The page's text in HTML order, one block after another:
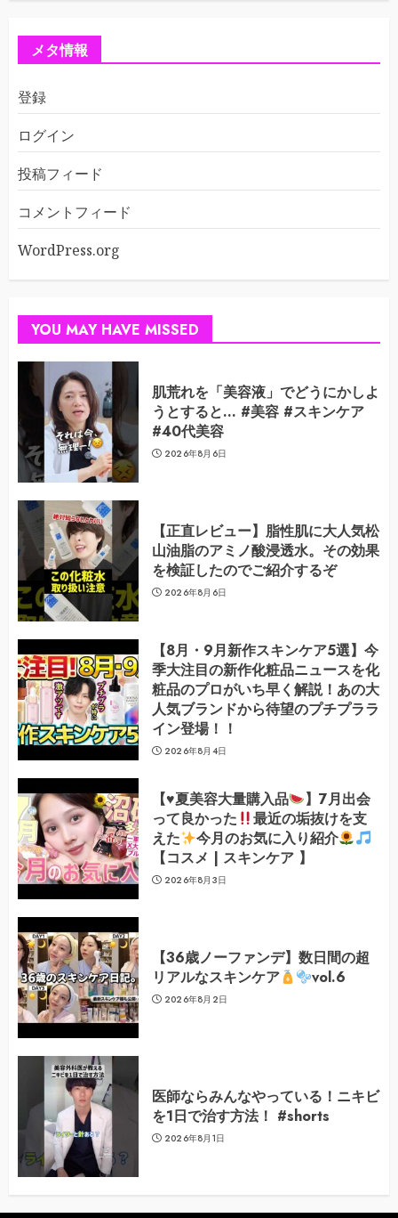
メタ情報
登録
ログイン
投稿フィード
コメントフィード
WordPress.org
YOU MAY HAVE MISSED
肌荒れを「美容液」でどうにかしよ
うとすると… #美容 #スキンケア
#40代美容
2026年8月6日
【正直レビュー】脂性肌に大人気松
山油脂のアミノ酸浸透水。その効果
を検証したのでご紹介するぞ
2026年8月6日
【8月・9月新作スキンケア5選】今
季大注目の新作化粧品ニュースを化
粧品のプロがいち早く解説！あの大
人気ブランドから待望のプチプララ
イン登場！！
2026年8月4日
【♥️夏美容大量購入品
】7月出会
って良かった
最近の垢抜けを支
えた
今月のお気に入り紹介
【コスメ | スキンケア 】
2026年8月3日
【36歳ノーファンデ】数日間の超
リアルなスキンケア
vol.6
2026年8月2日
医師ならみんなやっている！ニキビ
を1日で治す方法！ #shorts
2026年8月1日